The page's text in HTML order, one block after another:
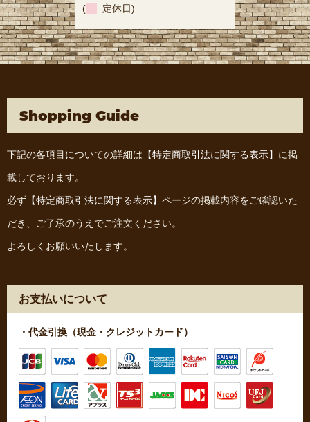
( 定休日)
Shopping Guide
下記の各項目についての詳細は 【特定商取引法に関する表示】 に掲
載しております。
必ず 【特定商取引法に関する表示】 ページの掲載内容をご確認いた
だき、ご了承のうえでご注文ください。
よろしくお願いいたします。
お支払いについて
・代金引換（現金・クレジットカード）